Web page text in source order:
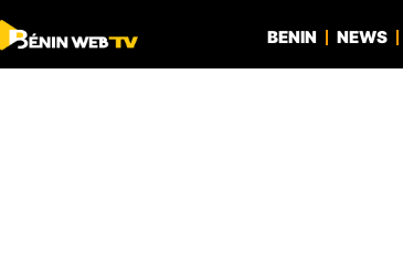
BENIN NEWS